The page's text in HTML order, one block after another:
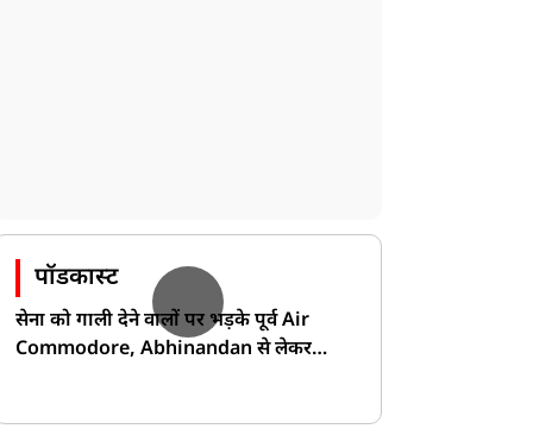
पॉडकास्ट
सेना को गाली देने वालों पर भड़के पूर्व Air
Commodore, Abhinandan से लेकर